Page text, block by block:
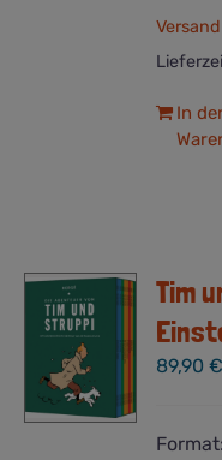
In
Tim
89,90€
Format: